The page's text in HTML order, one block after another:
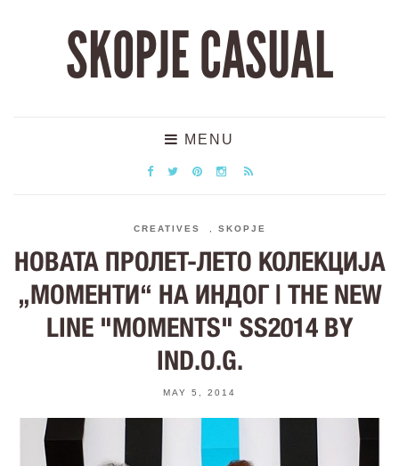
SKOPJE CASUAL
MENU
CREATIVES SKOPJE
НОВАТА ПРОЛЕТ-ЛЕТО КОЛЕКЦИЈА
„МОМЕНТИ“ НА ИНДОГ | THE NEW
LINE "MOMENTS" SS2014 BY
IND.O.G.
MAY 5, 2014